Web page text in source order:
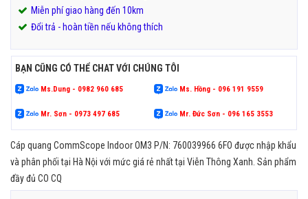
Miễn phí giao hàng đến 10km
Đổi trả - hoàn tiền nếu không thích
BẠN CŨNG CÓ THỂ CHAT VỚI CHÚNG TÔI
Ms.Dung - 0982 960 685 Ms. Hồng - 096 191 9559
Mr. Sơn - 0973 497 685 Mr. Đức Sơn - 096 165 3553
Cáp quang CommScope Indoor OM3 P/N: 760039966 6FO được nhập khẩu
và phân phối tại Hà Nội với mức giá rẻ nhất tại Viễn Thông Xanh. Sản phẩm
đầy đủ CO CQ